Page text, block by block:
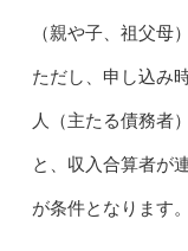
（親や子、祖父母
ただし、申し込み
人（主たる債務者
と、収入合算者が
が条件となります。